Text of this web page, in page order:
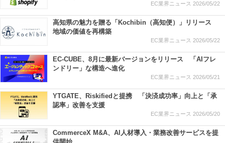
EC業界ニュース 2026/05/22
高知県の魅力を贈る「Kochibin（高知便）」リリース
地域の価値を再構築
EC業界ニュース 2026/05/22
EC-CUBE、8月に最新バージョンをリリース 「AIフレ
ンドリー」な構造へ進化
EC業界ニュース 2026/05/21
YTGATE、Riskifiedと提携 「決済成功率」向上と「承
認率」改善を支援
EC業界ニュース 2026/05/20
CommerceX M&A、AI人材導入・業務改善サービスを提